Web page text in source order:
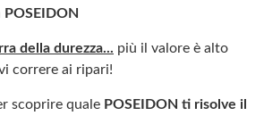
POSEIDON
della durezza... più il valore è alto
correre ai ripari!
scoprire quale POSEIDON ti risolve il